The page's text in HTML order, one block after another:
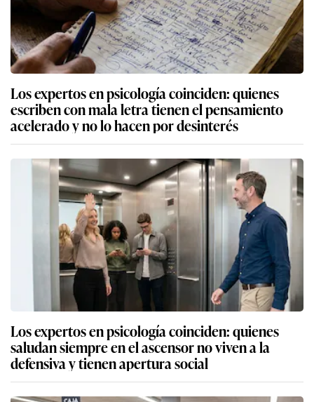
Los expertos en psicología coinciden: quienes
escriben con mala letra tienen el pensamiento
acelerado y no lo hacen por desinterés
Los expertos en psicología coinciden: quienes
saludan siempre en el ascensor no viven a la
defensiva y tienen apertura social